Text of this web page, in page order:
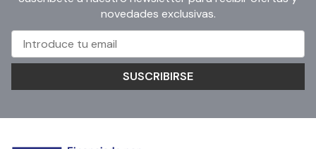
novedades exclusivas.
SUSCRIBIRSE